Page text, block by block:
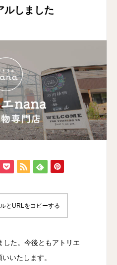
ルしました
とURLをコピーする
した。今後ともアトリエ
いたします。